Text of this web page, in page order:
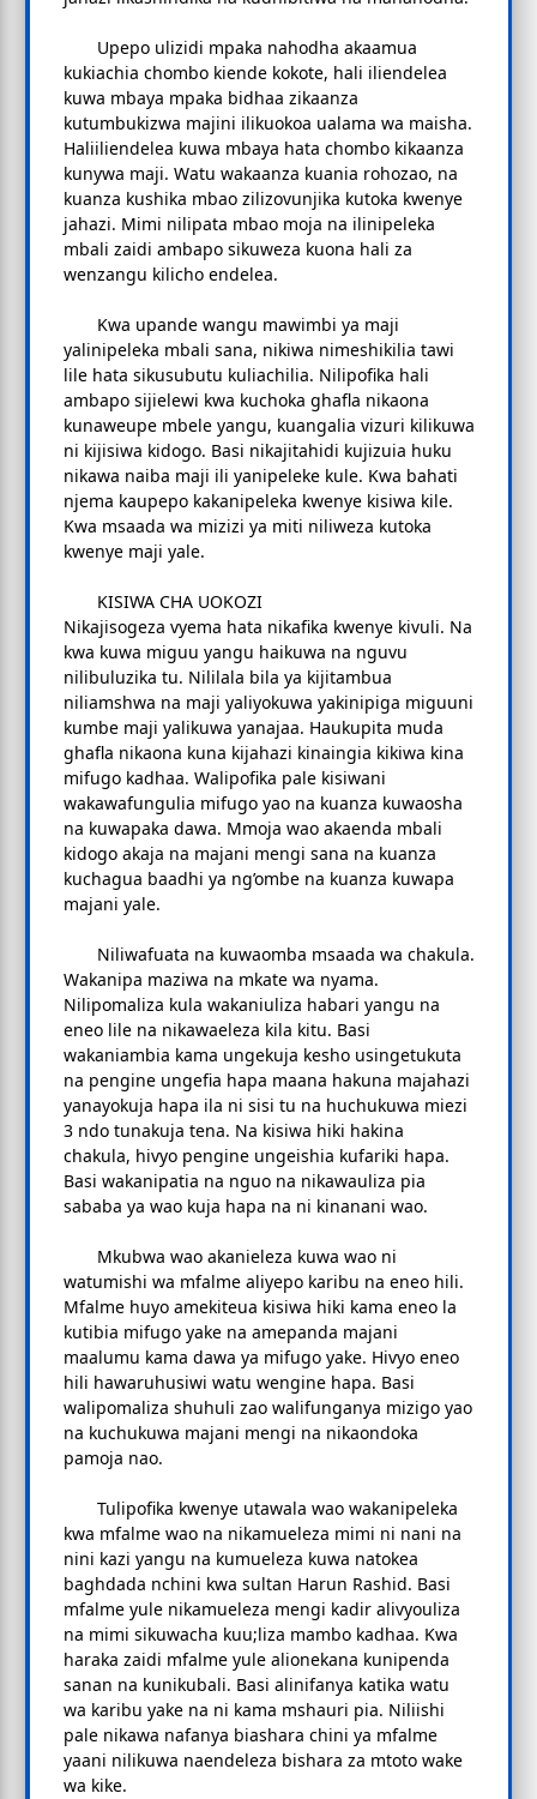
Upepo ulizidi mpaka nahodha akaamua
kukiachia chombo kiende kokote, hali iliendelea
kuwa mbaya mpaka bidhaa zikaanza
kutumbukizwa majini ilikuokoa ualama wa maisha.
Haliiliendelea kuwa mbaya hata chombo kikaanza
kunywa maji. Watu wakaanza kuania rohozao, na
kuanza kushika mbao zilizovunjika kutoka kwenye
jahazi. Mimi nilipata mbao moja na ilinipeleka
mbali zaidi ambapo sikuweza kuona hali za
wenzangu kilicho endelea.
Kwa upande wangu mawimbi ya maji
yalinipeleka mbali sana, nikiwa nimeshikilia tawi
lile hata sikusubutu kuliachilia. Nilipofika hali
ambapo sijielewi kwa kuchoka ghafla nikaona
kunaweupe mbele yangu, kuangalia vizuri kilikuwa
ni kijisiwa kidogo. Basi nikajitahidi kujizuia huku
nikawa naiba maji ili yanipeleke kule. Kwa bahati
njema kaupepo kakanipeleka kwenye kisiwa kile.
Kwa msaada wa mizizi ya miti niliweza kutoka
kwenye maji yale.
KISIWA CHA UOKOZI
Nikajisogeza vyema hata nikafika kwenye kivuli. Na
kwa kuwa miguu yangu haikuwa na nguvu
nilibuluzika tu. Nililala bila ya kijitambua
niliamshwa na maji yaliyokuwa yakinipiga miguuni
kumbe maji yalikuwa yanajaa. Haukupita muda
ghafla nikaona kuna kijahazi kinaingia kikiwa kina
mifugo kadhaa. Walipofika pale kisiwani
wakawafungulia mifugo yao na kuanza kuwaosha
na kuwapaka dawa. Mmoja wao akaenda mbali
kidogo akaja na majani mengi sana na kuanza
kuchagua baadhi ya ng’ombe na kuanza kuwapa
majani yale.
Niliwafuata na kuwaomba msaada wa chakula.
Wakanipa maziwa na mkate wa nyama.
Nilipomaliza kula wakaniuliza habari yangu na
eneo lile na nikawaeleza kila kitu. Basi
wakaniambia kama ungekuja kesho usingetukuta
na pengine ungefia hapa maana hakuna majahazi
yanayokuja hapa ila ni sisi tu na huchukuwa miezi
3 ndo tunakuja tena. Na kisiwa hiki hakina
chakula, hivyo pengine ungeishia kufariki hapa.
Basi wakanipatia na nguo na nikawauliza pia
sababa ya wao kuja hapa na ni kinanani wao.
Mkubwa wao akanieleza kuwa wao ni
watumishi wa mfalme aliyepo karibu na eneo hili.
Mfalme huyo amekiteua kisiwa hiki kama eneo la
kutibia mifugo yake na amepanda majani
maalumu kama dawa ya mifugo yake. Hivyo eneo
hili hawaruhusiwi watu wengine hapa. Basi
walipomaliza shuhuli zao walifunganya mizigo yao
na kuchukuwa majani mengi na nikaondoka
pamoja nao.
Tulipofika kwenye utawala wao wakanipeleka
kwa mfalme wao na nikamueleza mimi ni nani na
nini kazi yangu na kumueleza kuwa natokea
baghdada nchini kwa sultan Harun Rashid. Basi
mfalme yule nikamueleza mengi kadir alivyouliza
na mimi sikuwacha kuu;liza mambo kadhaa. Kwa
haraka zaidi mfalme yule alionekana kunipenda
sanan na kunikubali. Basi alinifanya katika watu
wa karibu yake na ni kama mshauri pia. Niliishi
pale nikawa nafanya biashara chini ya mfalme
yaani nilikuwa naendeleza bishara za mtoto wake
wa kike.